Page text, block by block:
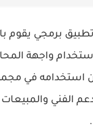
برمجي يقوم
واجهة
استخدامه في
الفني